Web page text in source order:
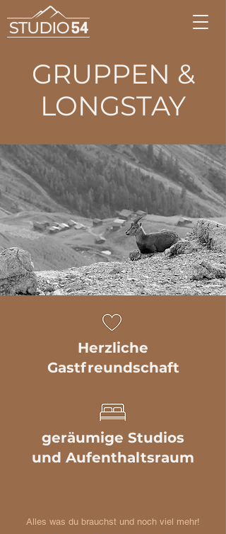
GRUPPEN &
LONGSTAY
Herzliche
Gastfreundschaft
geräumige Studios
und Aufenthaltsraum
Alles was du brauchst und noch viel mehr!